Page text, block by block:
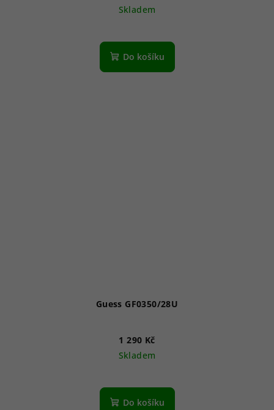
Skladem
Do košíku
Guess GF0350/28U
1 290 Kč
Skladem
Do košíku